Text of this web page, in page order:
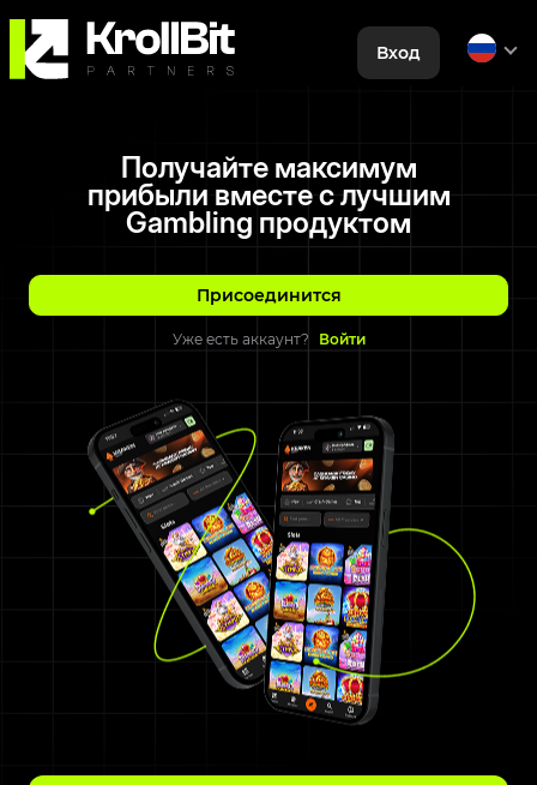
Вход
Получайте максимум
прибыли вместе с лучшим
Gambling продуктом
Присоединится
Уже есть аккаунт? Войти